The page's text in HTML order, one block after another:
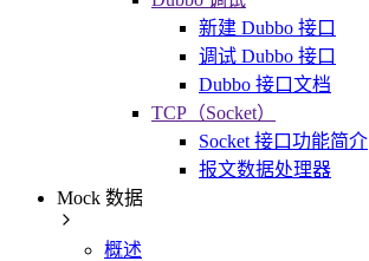
新建 Dubbo 接口
调试 Dubbo 接口
Dubbo 接口文档
TCP（Socket）
Socket 接口功能简介
报文数据处理器
Mock 数据
概述